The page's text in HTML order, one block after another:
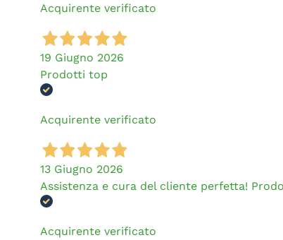
Acquirente verificato
19 Giugno 2026
Prodotti top
Acquirente verificato
13 Giugno 2026
Assistenza e cura del cliente perfetta!
Acquirente verificato